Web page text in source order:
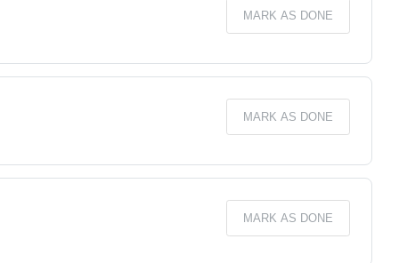
MARK AS DONE
MARK AS DONE
MARK AS DONE